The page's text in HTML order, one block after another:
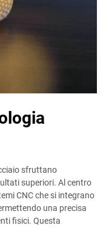
sfruttano
superiori. Al centro
CNC che si integrano
una precisa
fisici. Questa